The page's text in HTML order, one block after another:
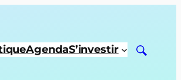
AgendaS’investir